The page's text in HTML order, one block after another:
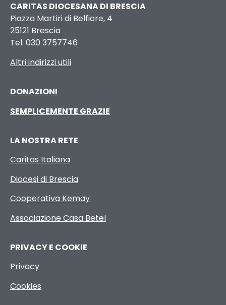
CARITAS DIOCESANA DI BRESCIA
Piazza Martiri di Belfiore, 4
25121 Brescia
Tel. 030 3757746
Altri indirizzi utili
DONAZIONI
SEMPLICEMENTE GRAZIE
LA NOSTRA RETE
Caritas Italiana
Diocesi di Brescia
Cooperativa Kemay
Associazione Casa Betel
PRIVACY E COOKIE
Privacy
Cookies